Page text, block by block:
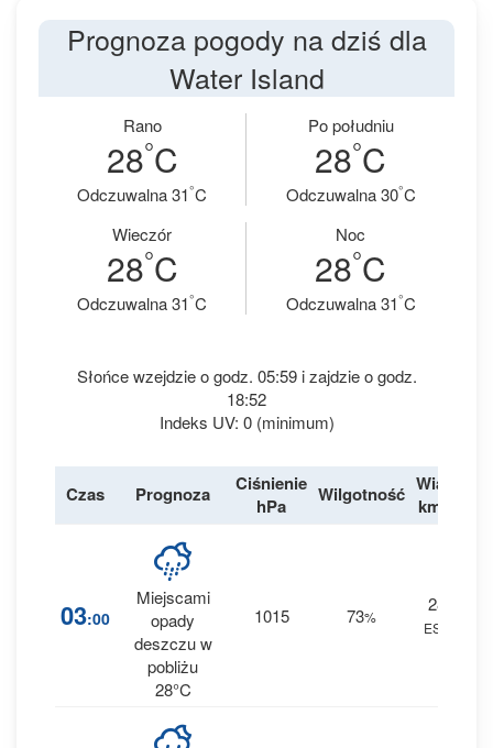
Prognoza pogody na dziś dla
Water Island
Rano
28°C
Odczuwalna 31°C
Po południu
28°C
Odczuwalna 30°C
Wieczór
28°C
Odczuwalna 31°C
Noc
28°C
Odczuwalna 31°C
Słońce wzejdzie o godz. 05:59 i zajdzie o godz.
18:52
Indeks UV: 0 (minimum)
Czas Prognoza
Ciśnienie
hPa
Wilgotność Wiatr
km/h
03:00
Miejscami
opady
deszczu w
pobliżu
28°C
1015 73%
28
ESE